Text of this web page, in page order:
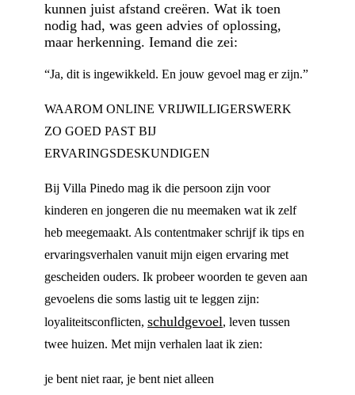
kunnen juist afstand creëren. Wat ik toen
nodig had, was geen advies of oplossing,
maar herkenning. Iemand die zei:
“Ja, dit is ingewikkeld. En jouw gevoel mag er zijn.”
WAAROM ONLINE VRIJWILLIGERSWERK
ZO GOED PAST BIJ
ERVARINGSDESKUNDIGEN
Bij Villa Pinedo mag ik die persoon zijn voor
kinderen en jongeren die nu meemaken wat ik zelf
heb meegemaakt. Als contentmaker schrijf ik tips en
ervaringsverhalen vanuit mijn eigen ervaring met
gescheiden ouders. Ik probeer woorden te geven aan
gevoelens die soms lastig uit te leggen zijn:
loyaliteitsconflicten, schuldgevoel, leven tussen
twee huizen. Met mijn verhalen laat ik zien:
je bent niet raar, je bent niet alleen